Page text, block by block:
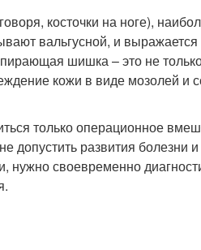
косточки на ноге),
вальгусной, и выражается
шишка – это не только
кожи в виде мозолей и
только операционное
развития болезни
нужно своевременно